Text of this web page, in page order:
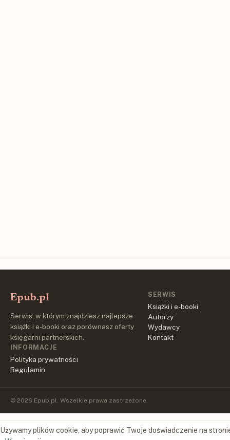
Epub.pl
Serwis, w którym znajdziesz najlepsze
książki i e-booki oraz porównasz oferty
księgarni partnerskich.
SERWIS
Książki i e-booki
Autorzy
Wydawcy
Kontakt
INFORMACJE
Polityka prywatności
Regulamin
© 2026 Epub.pl. Wszelkie prawa zastrzeżone.
Używamy plików cookie, aby poprawić Twoje doświadczenie na